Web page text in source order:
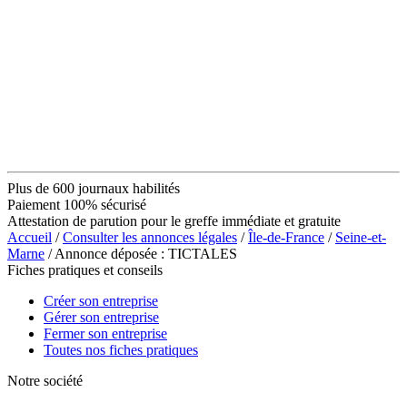
Plus de 600 journaux habilités
Paiement 100% sécurisé
Attestation de parution pour le greffe immédiate et gratuite
Accueil /Consulter les annonces légales /Île-de-France / Seine-et-
Marne / Annonce déposée : TICTALES
Fiches pratiques et conseils
Créer son entreprise
Gérer son entreprise
Fermer son entreprise
Toutes nos fiches pratiques
Notre société